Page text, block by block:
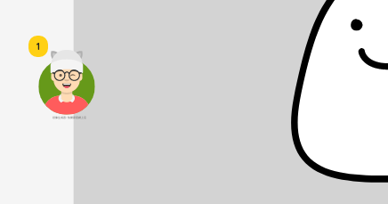
頭像生成器: 快樂家庭網上店
1